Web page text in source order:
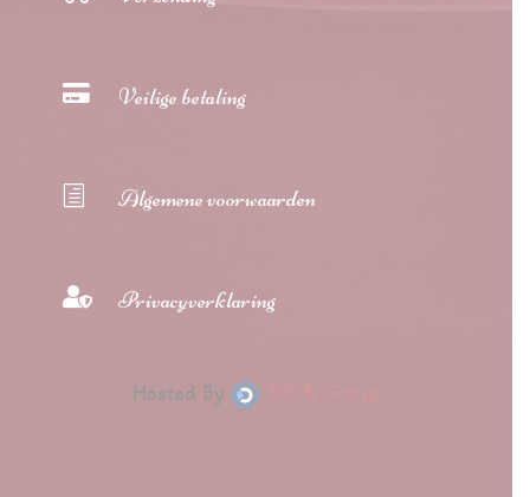
 Veilige betaling
h Algemene voorwaarden
 Privacyverklaring
Hosted By TRON Group